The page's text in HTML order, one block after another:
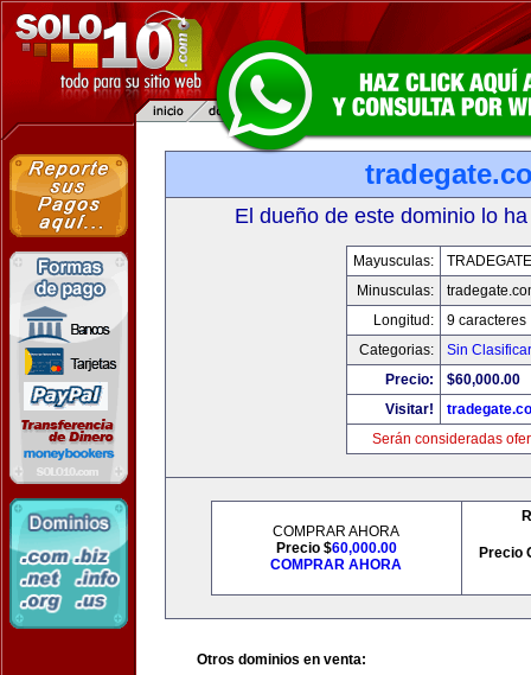
El dueño de este dominio lo
Mayusculas:
Minusculas:
Longitud:
9 caracteres
Categorias:
Sin Clasificar
Precio:
$60,000.00
Visitar!
Serán consideradas
COMPRAR AHORA
Precio $60,000.00
COMPRAR AHORA
Precio
Otros dominios en venta: